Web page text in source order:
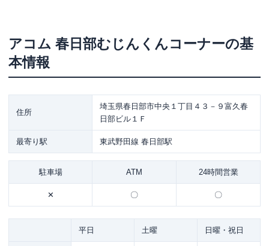
アコム 春日部むじんくんコーナーの基
本情報
住所
埼玉県春日部市中央１丁目４３－９富久春
日部ビル１Ｆ
最寄り駅 東武野田線 春日部駅
駐車場 ATM 24時間営業
✕ 〇 〇
平日 土曜 日曜・祝日